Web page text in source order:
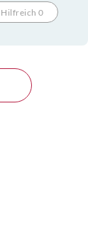
Hilfreich 0